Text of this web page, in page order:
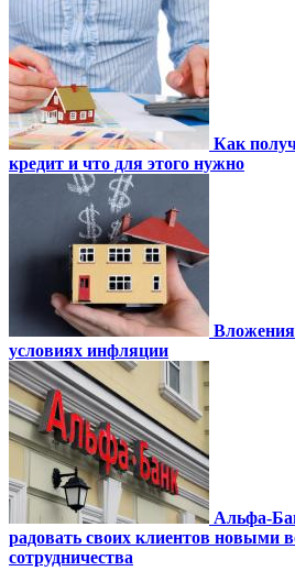
Как
кредит и что для этого нужно
условиях инфляции
Альфа-
радовать своих клиентов новыми
сотрудничества